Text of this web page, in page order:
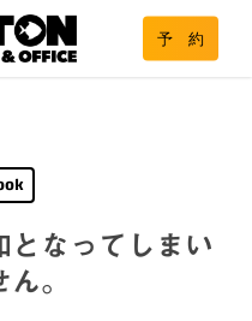
予 約
となってしまい
。